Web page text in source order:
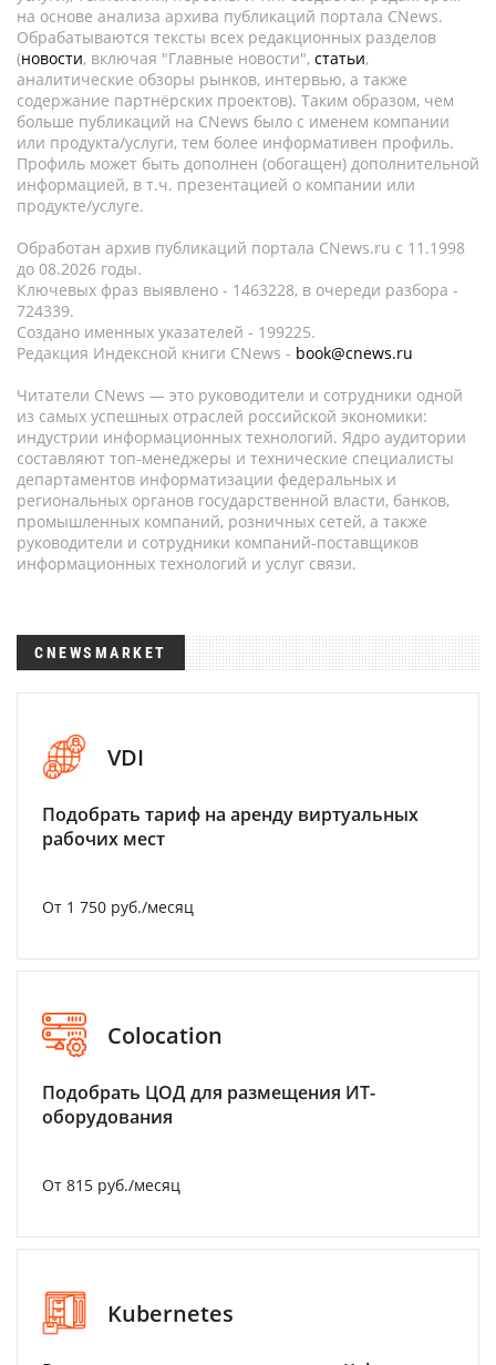
на основе анализа архива публикаций портала CNews.
Обрабатываются тексты всех редакционных разделов
(новости, включая "Главные новости", статьи,
аналитические обзоры рынков, интервью, а также
содержание партнёрских проектов). Таким образом, чем
больше публикаций на CNews было с именем компании
или продукта/услуги, тем более информативен профиль.
Профиль может быть дополнен (обогащен) дополнительной
информацией, в т.ч. презентацией о компании или
продукте/услуге.
Обработан архив публикаций портала CNews.ru c 11.1998
до 08.2026 годы.
Ключевых фраз выявлено - 1463228, в очереди разбора -
724339.
Создано именных указателей - 199225.
Редакция Индексной книги CNews - book@cnews.ru
Читатели CNews — это руководители и сотрудники одной
из самых успешных отраслей российской экономики:
индустрии информационных технологий. Ядро аудитории
составляют топ-менеджеры и технические специалисты
департаментов информатизации федеральных и
региональных органов государственной власти, банков,
промышленных компаний, розничных сетей, а также
руководители и сотрудники компаний-поставщиков
информационных технологий и услуг связи.
CNEWSMARKET
VDI
Подобрать тариф на аренду виртуальных
рабочих мест
От 1 750 руб./месяц
Colocation
Подобрать ЦОД для размещения ИТ-
оборудования
От 815 руб./месяц
Kubernetes